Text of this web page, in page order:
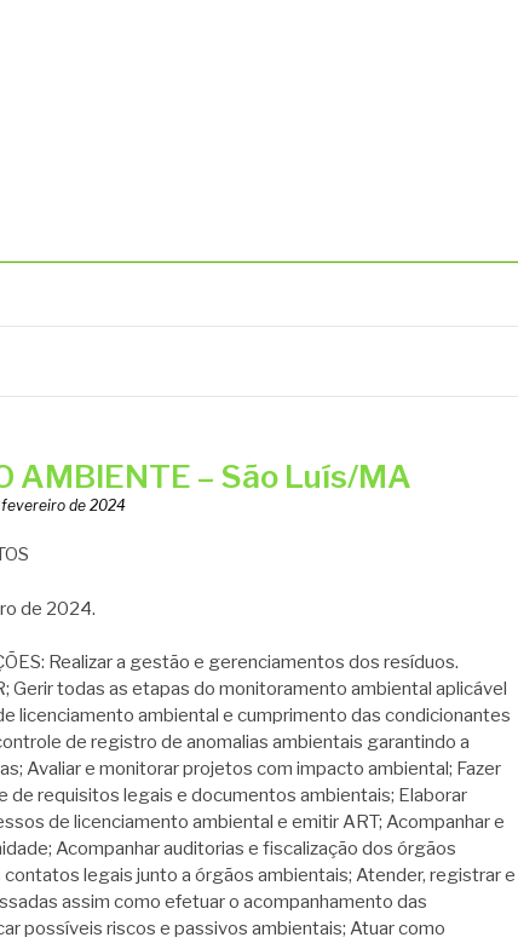
AMBIENTE – São Luís/MA
fevereiro de 2024
de 2024.
Realizar a gestão e gerenciamentos dos resíduos.
Gerir todas as etapas do monitoramento ambiental aplicável
licenciamento ambiental e cumprimento das condicionantes
de registro de anomalias ambientais garantindo a
Avaliar e monitorar projetos com impacto ambiental; Fazer
de requisitos legais e documentos ambientais; Elaborar
de licenciamento ambiental e emitir ART; Acompanhar e
Acompanhar auditorias e fiscalização dos órgãos
contatos legais junto a órgãos ambientais; Atender, registrar e
assim como efetuar o acompanhamento das
possíveis riscos e passivos ambientais; Atuar como